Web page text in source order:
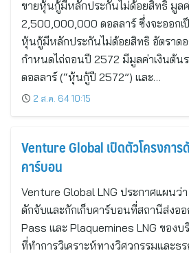
ขายหุ้นกู้มีหลักประกันไม่ด้อยสิทธิ มูลค่
2,500,000,000 ดอลลาร์ ซึ่งจะออกเ
หุ้นกู้มีหลักประกันไม่ด้อยสิทธิ อัตราด
กำหนดไถ่ถอนปี 2572 มีมูลค่าเงินต้น
ดอลลาร์ (“หุ้นกู้ปี 2572”) และ…
2 ส.ค. 64 10:15
Venture Global เปิดตัวโครงกา
คาร์บอน
Venture Global LNG ประกาศแผนว่
ดักจับและกักเก็บคาร์บอนที่สถานีส่งอ
Pass และ Plaquemines LNG ของบ
ที่ทำการวิเคราะห์ทางวิศวกรรมและธ